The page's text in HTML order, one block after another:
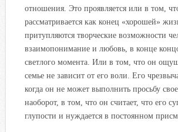
отношения. Это проявляется или в том,
рассматривается как конец «хорошей»
притупляются творческие возможности
взаимопонимание и любовь, в конце
светлого момента. Или в том, что он
семье не зависит от его воли. Его
когда он не может выполнить просьбу
наоборот, в том, что он считает, что его
глупости и нуждается в постоянном